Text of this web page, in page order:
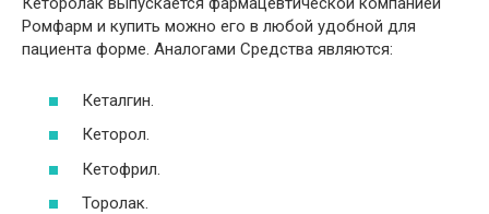
Ромфарм и купить можно его в любой удобной для
пациента форме. Аналогами Средства являются:
Кеталгин.
Кеторол.
Кетофрил.
Торолак.